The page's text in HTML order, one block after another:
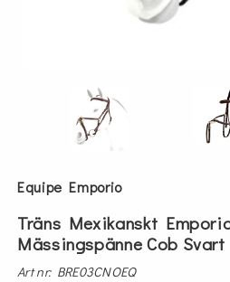
Equipe Emporio
Träns Mexikanskt
Mässingspänne Cob Svart
Art nr: BRE03CNOEQ